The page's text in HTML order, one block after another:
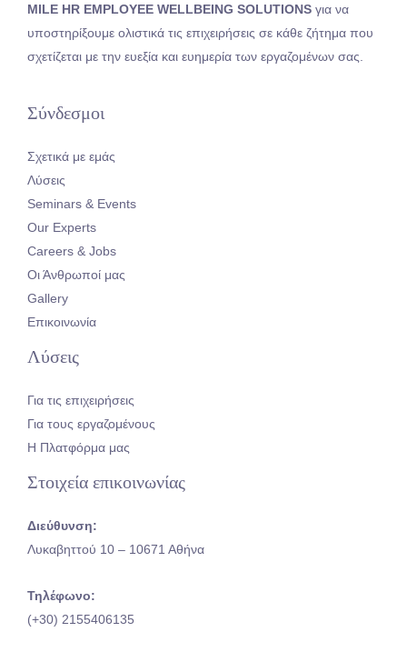
MILE HR EMPLOYEE WELLBEING SOLUTIONS για να
υποστηρίξουμε ολιστικά τις επιχειρήσεις σε κάθε ζήτημα που
σχετίζεται με την ευεξία και ευημερία των εργαζομένων σας.
Σύνδεσμοι
Σχετικά με εμάς
Λύσεις
Seminars & Events
Our Experts
Careers & Jobs
Οι Άνθρωποί μας
Gallery
Επικοινωνία
Λύσεις
Για τις επιχειρήσεις
Για τους εργαζομένους
Η Πλατφόρμα μας
Στοιχεία επικοινωνίας
Διεύθυνση:
Λυκαβηττού 10 – 10671 Αθήνα
Τηλέφωνο:
(+30) 2155406135